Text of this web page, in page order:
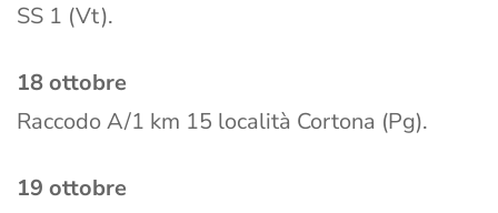
SS 1 (Vt).
18 ottobre
Raccodo A/1 km 15 località Cortona (Pg).
19 ottobre